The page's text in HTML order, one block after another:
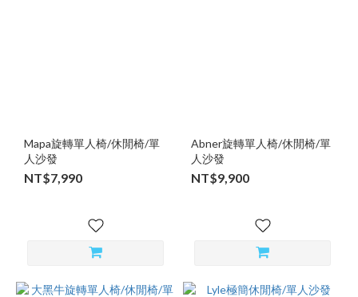
Mapa旋轉單人椅/休閒椅/單
人沙發
NT$7,990
Abner旋轉單人椅/休閒椅/單
人沙發
NT$9,900